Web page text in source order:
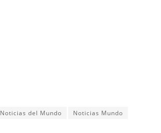
Noticias del Mundo
Noticias Mundo